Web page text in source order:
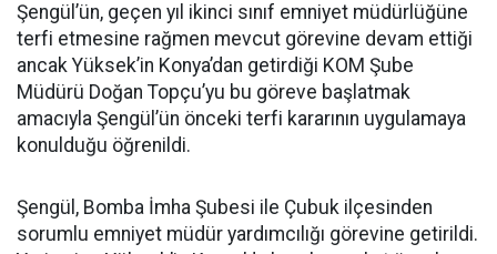
Şengül’ün, geçen yıl ikinci sınıf emniyet müdürlüğüne
terfi etmesine rağmen mevcut görevine devam ettiği
ancak Yüksek’in Konya’dan getirdiği KOM Şube
Müdürü Doğan Topçu’yu bu göreve başlatmak
amacıyla Şengül’ün önceki terfi kararının uygulamaya
konulduğu öğrenildi.
Şengül, Bomba İmha Şubesi ile Çubuk ilçesinden
sorumlu emniyet müdür yardımcılığı görevine getirildi.